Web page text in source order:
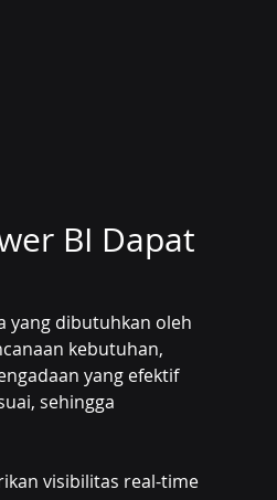
BI Dapat
yang dibutuhkan oleh
kebutuhan,
yang efektif
sehingga
visibilitas real-time